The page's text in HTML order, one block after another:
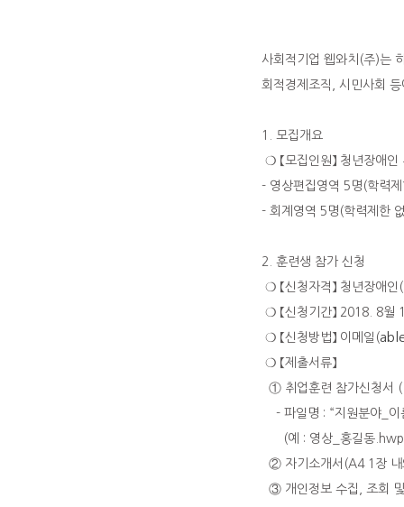
사회적기업 웹와치(주)는
회적경제조직, 시민사회
1. 모집개요
❍ 【모집인원】 청년장애
- 영상편집영역 5명(학력
- 회계영역 5명(학력제한
2. 훈련생 참가 신청
❍ 【신청자격】 청년장애
❍ 【신청기간】 2018. 8
❍ 【신청방법】 이메일(
❍ 【제출서류】
① 취업훈련 참가신청서 (
- 파일명 : “지원분야_이
(예 : 영상_홍길동.hwp
② 자기소개서(A4 1장 내
③ 개인정보 수집, 조회 및